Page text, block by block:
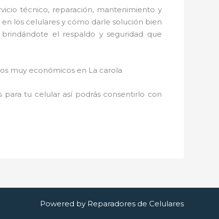
técnico, reparación, mantenimiento y
los celulares y cómo darle solución bien
el respaldo y seguridad que
muy económicos en La carola
tu celular así podrás consentirlo con
Powered by Reparadores de Celulares